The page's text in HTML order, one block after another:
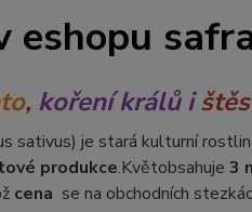
eshopu
, koření králů i
sativus) je stará kulturní
produkce.Květobsahuje 3
cena se na obchodních